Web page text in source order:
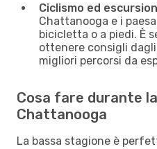
Ciclismo ed
Chattanooga e i
bicicletta o a piedi. È
ottenere consigli
migliori percorsi da
Cosa fare durante
Chattanooga
La bassa stagione è